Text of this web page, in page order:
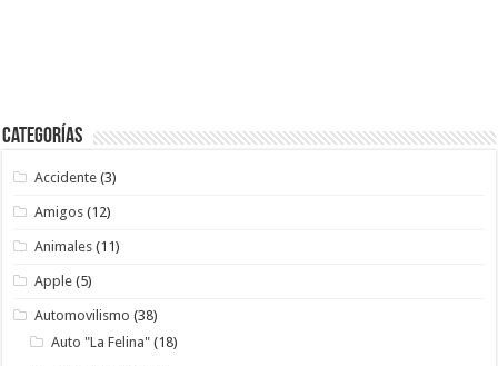
Categorías
Accidente (3)
Amigos (12)
Animales (11)
Apple (5)
Automovilismo (38)
Auto "La Felina" (18)